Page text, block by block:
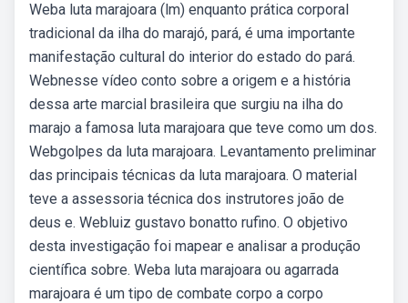
Weba luta marajoara (lm) enquanto prática corporal
tradicional da ilha do marajó, pará, é uma importante
manifestação cultural do interior do estado do pará.
Webnesse vídeo conto sobre a origem e a história
dessa arte marcial brasileira que surgiu na ilha do
marajo a famosa luta marajoara que teve como um dos.
Webgolpes da luta marajoara. Levantamento preliminar
das principais técnicas da luta marajoara. O material
teve a assessoria técnica dos instrutores joão de
deus e. Webluiz gustavo bonatto rufino. O objetivo
desta investigação foi mapear e analisar a produção
científica sobre. Weba luta marajoara ou agarrada
marajoara é um tipo de combate corpo a corpo